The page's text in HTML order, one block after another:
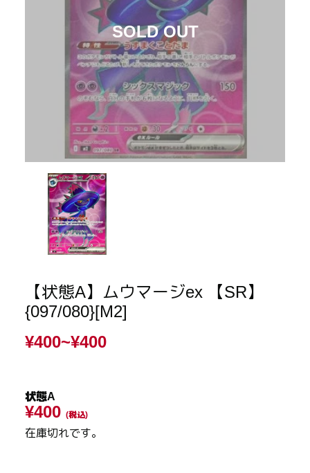
【状態A】ムウマージex 【SR】
{097/080}[M2]
¥400~¥400
状態A
¥400 (税込)
在庫切れです。